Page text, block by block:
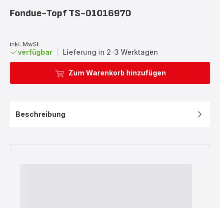
Fondue-Topf TS-01016970
inkl. MwSt
verfügbar Lieferung in 2-3 Werktagen
Zum Warenkorb hinzufügen
Beschreibung